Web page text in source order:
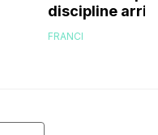
discipline
scuola!
FRANCI